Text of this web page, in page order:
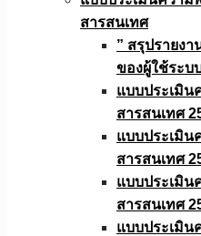
สารสนเทศ
” สรุปรายง
ของผู้ใช้ระบ
แบบประเมิน
สารสนเทศ
แบบประเมิน
สารสนเทศ
แบบประเมิน
สารสนเทศ
แบบประเมิน